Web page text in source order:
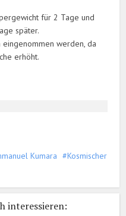
für 2 Tage und
später.
werden, da
erhöht.
Kumara
Kosmischer
interessieren: